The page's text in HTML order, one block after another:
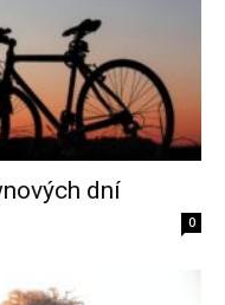
dní
0